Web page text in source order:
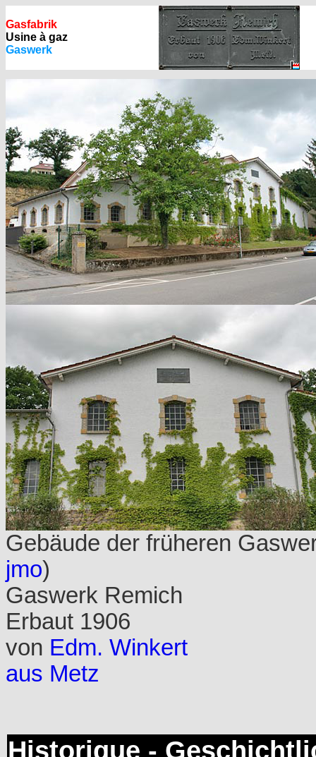
Gasfabrik
Usine à gaz
Gaswerk
Gebäude der früheren
jmo)
Gaswerk Remich
Erbaut 1906
von Edm. Winkert
aus Metz
Historique -